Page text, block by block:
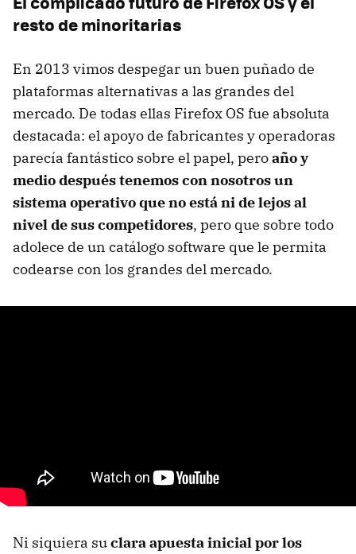
resto de minoritarias
En 2013 vimos despegar un buen puñado de
plataformas alternativas a las grandes del
mercado. De todas ellas Firefox OS fue absoluta
destacada: el apoyo de fabricantes y operadoras
parecía fantástico sobre el papel, peroaño y
medio después tenemos con nosotros un
sistema operativo que no está ni de lejos al
nivel de sus competidores, pero que sobre todo
adolece de un catálogo software que le permita
codearse con los grandes del mercado.
Ni siquiera suclara apuesta inicial por los